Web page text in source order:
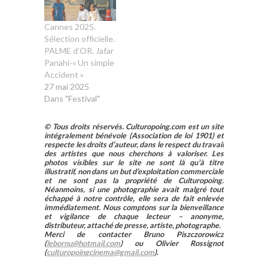
Cannes 2025.
Sélection officielle.
PALME d’OR. Jafar
Panahi-« Un simple
Accident »
27 mai 2025
Dans "Festival"
© Tous droits réservés. Culturopoing.com est un site
intégralement bénévole (Association de loi 1901) et
respecte les droits d’auteur, dans le respect du travail
des artistes que nous cherchons à valoriser. Les
photos visibles sur le site ne sont là qu’à titre
illustratif, non dans un but d’exploitation commerciale
et ne sont pas la propriété de Culturopoing.
Néanmoins, si une photographie avait malgré tout
échappé à notre contrôle, elle sera de fait enlevée
immédiatement. Nous comptons sur la bienveillance
et vigilance de chaque lecteur – anonyme,
distributeur, attaché de presse, artiste, photographe.
Merci de contacter Bruno Piszczorowicz
(lebornu@hotmail.com) ou Olivier Rossignot
(culturopoingcinema@gmail.com).